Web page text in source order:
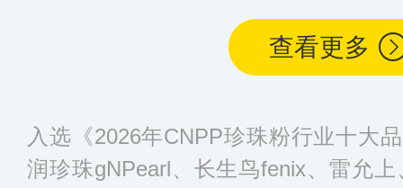
查看更多
入选《2026年CNPP珍珠粉行业十大
润珍珠gNPearl、长生鸟fenix、雷允